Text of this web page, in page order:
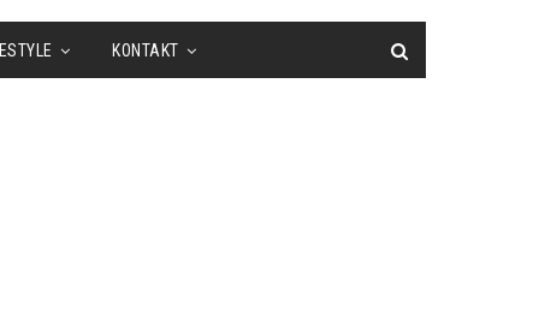
KONTAKT